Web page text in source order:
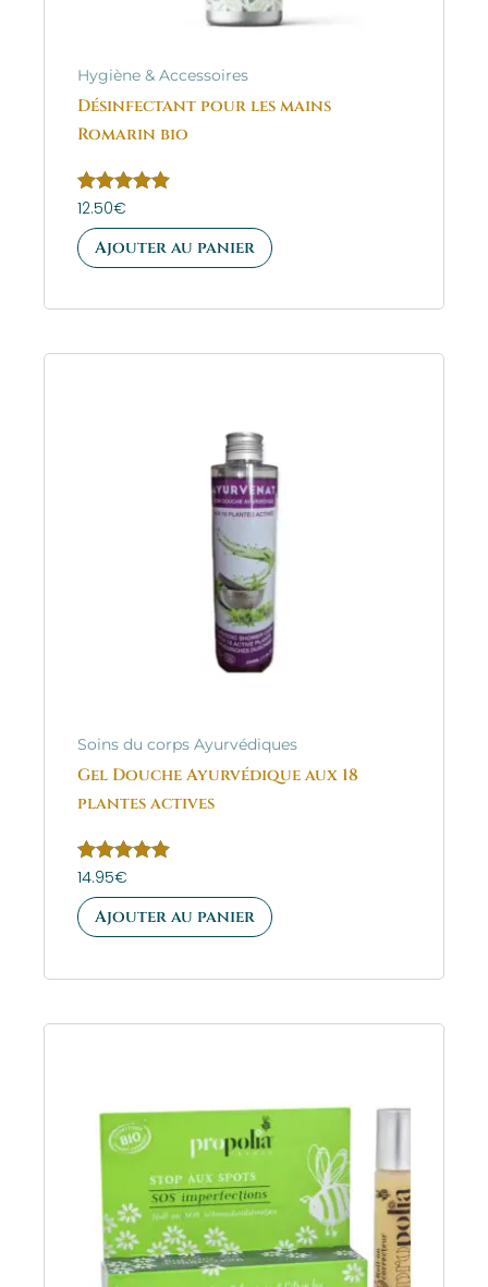
Hygiène & Accessoires
Désinfectant pour les mains
Romarin bio
Note
sur 5
12.50€
Ajouter au panier
Soins du corps Ayurvédiques
Gel Douche Ayurvédique aux 18
plantes actives
Note
sur 5
14.95€
Ajouter au panier